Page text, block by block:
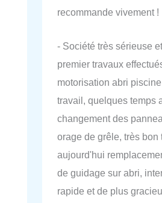
recommande vivement !
- Société très sérieuse
premier travaux
motorisation abri
travail, quelques temps
changement des
orage de grêle, très bon
aujourd'hui
de guidage sur abri,
rapide et de plus